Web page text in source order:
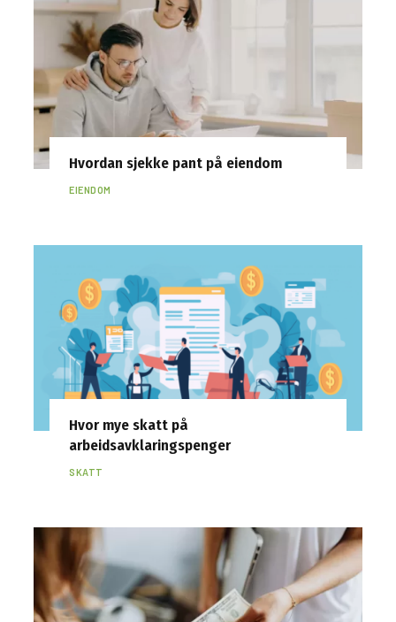
Hvordan sjekke pant på eiendom
EIENDOM
Hvor mye skatt på
arbeidsavklaringspenger
SKATT